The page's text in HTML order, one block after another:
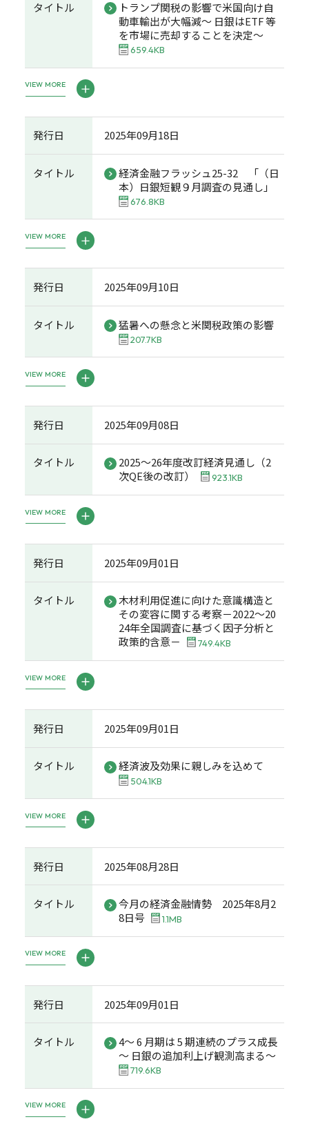
タイトル
トランプ関税の影響で米国向け自
動車輸出が大幅減～ 日銀はETF 等
を市場に売却することを決定～
659.4KB
VIEW MORE
発行日 2025年09月18日
タイトル
経済金融フラッシュ25-32 「（日
本）日銀短観９月調査の見通し」
676.8KB
VIEW MORE
発行日 2025年09月10日
タイトル 猛暑への懸念と米関税政策の影響
207.7KB
VIEW MORE
発行日 2025年09月08日
タイトル
2025～26年度改訂経済見通し（2
次QE後の改訂）
923.1KB
VIEW MORE
発行日 2025年09月01日
タイトル
木材利用促進に向けた意識構造と
その変容に関する考察－2022～20
24年全国調査に基づく因子分析と
政策的含意－
749.4KB
VIEW MORE
発行日 2025年09月01日
タイトル 経済波及効果に親しみを込めて
504.1KB
VIEW MORE
発行日 2025年08月28日
タイトル
今月の経済金融情勢 2025年8月2
8日号
1.1MB
VIEW MORE
発行日 2025年09月01日
タイトル
4～ 6 月期は 5 期連続のプラス成長
～ 日銀の追加利上げ観測高まる～
719.6KB
VIEW MORE